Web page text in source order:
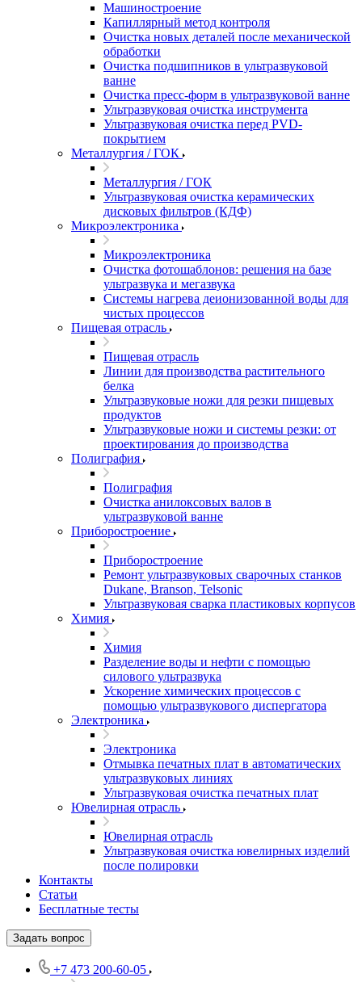
Машиностроение
Капиллярный метод контроля
Очистка новых деталей после механической
обработки
Очистка подшипников в ультразвуковой
ванне
Очистка пресс-форм в ультразвуковой ванне
Ультразвуковая очистка инструмента
Ультразвуковая очистка перед PVD-
покрытием
Металлургия / ГОК
Металлургия / ГОК
Ультразвуковая очистка керамических
дисковых фильтров (КДФ)
Микроэлектроника
Микроэлектроника
Очистка фотошаблонов: решения на базе
ультразвука и мегазвука
Системы нагрева деионизованной воды для
чистых процессов
Пищевая отрасль
Пищевая отрасль
Линии для производства растительного
белка
Ультразвуковые ножи для резки пищевых
продуктов
Ультразвуковые ножи и системы резки: от
проектирования до производства
Полиграфия
Полиграфия
Очистка анилоксовых валов в
ультразвуковой ванне
Приборостроение
Приборостроение
Ремонт ультразвуковых сварочных станков
Dukane, Branson, Telsonic
Ультразвуковая сварка пластиковых корпусов
Химия
Химия
Разделение воды и нефти с помощью
силового ультразвука
Ускорение химических процессов с
помощью ультразвукового диспергатора
Электроника
Электроника
Отмывка печатных плат в автоматических
ультразвуковых линиях
Ультразвуковая очистка печатных плат
Ювелирная отрасль
Ювелирная отрасль
Ультразвуковая очистка ювелирных изделий
после полировки
Контакты
Статьи
Бесплатные тесты
Задать вопрос
+7 473 200-60-05